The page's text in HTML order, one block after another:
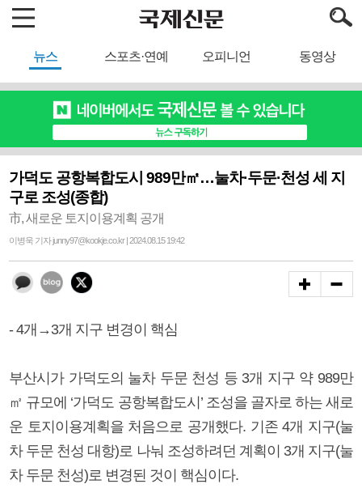
뉴스 스포츠·연예 오피니언 동영상
가덕도 공항복합도시 989만㎡…눌차·두문·천성 세 지
구로 조성(종합)
市, 새로운 토지이용계획 공개
이병욱 기자 junny97@kookje.co.kr | 2024.08.15 19:42
- 4개→3개 지구 변경이 핵심
부산시가 가덕도의 눌차 두문 천성 등 3개 지구 약 989만
㎡ 규모에 ‘가덕도 공항복합도시’ 조성을 골자로 하는 새로
운 토지이용계획을 처음으로 공개했다. 기존 4개 지구(눌
차 두문 천성 대항)로 나눠 조성하려던 계획이 3개 지구(눌
차 두문 천성)로 변경된 것이 핵심이다.